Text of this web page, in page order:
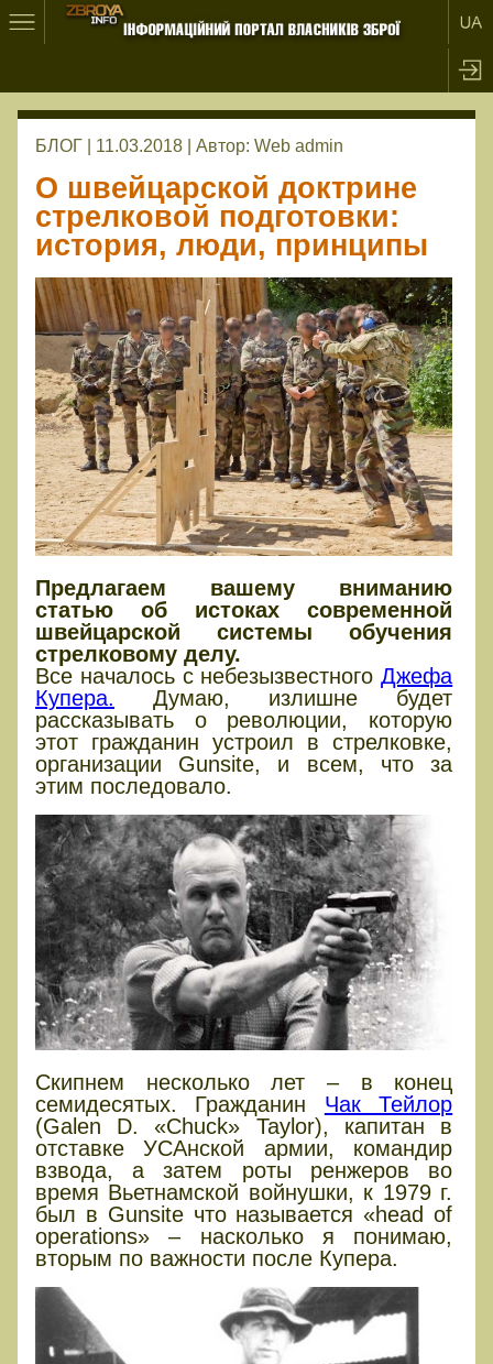
БЛОГ | 11.03.2018 | Автор: Web admin
О швейцарской доктрине
стрелковой подготовки:
история, люди, принципы
Предлагаем вашему вниманию
статью об истоках современной
швейцарской системы обучения
стрелковому делу.
Все началось с небезызвестногоДжефа
Купера. Думаю, излишне будет
рассказывать о революции, которую
этот гражданин устроил в стрелковке,
организации Gunsite, и всем, что за
этим последовало.
Скипнем несколько лет – в конец
семидесятых. Гражданин Чак Тейлор
(Galen D. «Chuck» Taylor), капитан в
отставке УСАнской армии, командир
взвода, а затем роты ренжеров во
время Вьетнамской войнушки, к 1979 г.
был в Gunsite что называется «head of
operations» – насколько я понимаю,
вторым по важности после Купера.